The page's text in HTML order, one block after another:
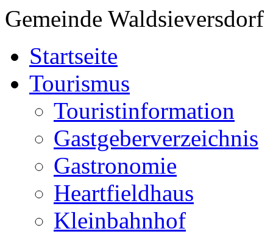
Gemeinde Waldsieversdorf
Startseite
Tourismus
Touristinformation
Gastgeberverzeichnis
Gastronomie
Heartfieldhaus
Kleinbahnhof